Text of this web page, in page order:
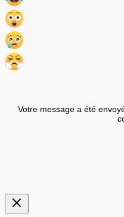
Votre message a été